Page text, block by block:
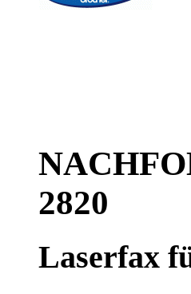
2820
Laserfax